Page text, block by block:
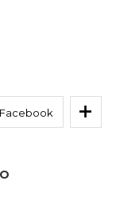
Facebook